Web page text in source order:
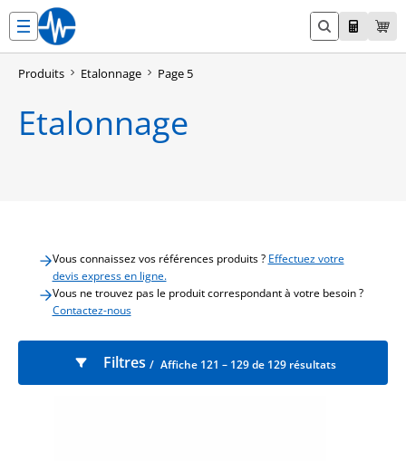
contenu
Produits Etalonnage Page 5
Etalonnage
Vous connaissez vos références produits ? Effectuez votre
devis express en ligne.
Vous ne trouvez pas le produit correspondant à votre besoin ?
Contactez-nous
Filtres Affiche 121 – 129 de 129 résultats